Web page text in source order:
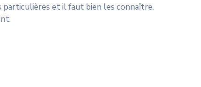
particulières et il faut bien les connaître.